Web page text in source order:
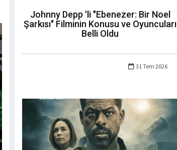
Johnny Depp 'li "Ebenezer: Bir Noel
Şarkısı" Filminin Konusu ve Oyuncuları
Belli Oldu
31 Tem 2026